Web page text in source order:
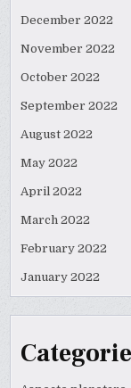
December 2022
November 2022
October 2022
September 2022
August 2022
May 2022
April 2022
March 2022
February 2022
January 2022